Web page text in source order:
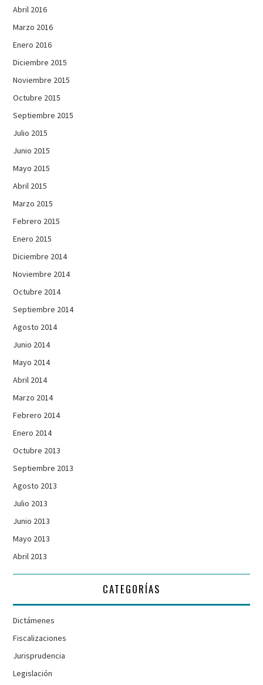
Abril 2016
Marzo 2016
Enero 2016
Diciembre 2015
Noviembre 2015
Octubre 2015
Septiembre 2015
Julio 2015
Junio 2015
Mayo 2015
Abril 2015
Marzo 2015
Febrero 2015
Enero 2015
Diciembre 2014
Noviembre 2014
Octubre 2014
Septiembre 2014
Agosto 2014
Junio 2014
Mayo 2014
Abril 2014
Marzo 2014
Febrero 2014
Enero 2014
Octubre 2013
Septiembre 2013
Agosto 2013
Julio 2013
Junio 2013
Mayo 2013
Abril 2013
CATEGORÍAS
Dictámenes
Fiscalizaciones
Jurisprudencia
Legislación